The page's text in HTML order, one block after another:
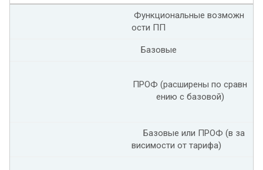
Функциональные возможн
ости ПП
Базовые
ПРОФ (расширены по сравн
ению с базовой)
Базовые или ПРОФ (в за
висимости от тарифа)